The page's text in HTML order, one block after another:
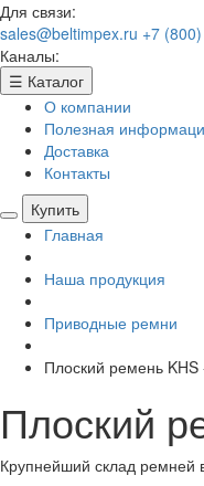
Для связи:
sales@beltimpex.ru +7
Каналы:
☰ Каталог
О компании
Полезная
Доставка
Контакты
Купить
Главная
Наша продукция
Приводные ремни
Плоский ремень KHS
Плоский
Крупнейший склад ремней